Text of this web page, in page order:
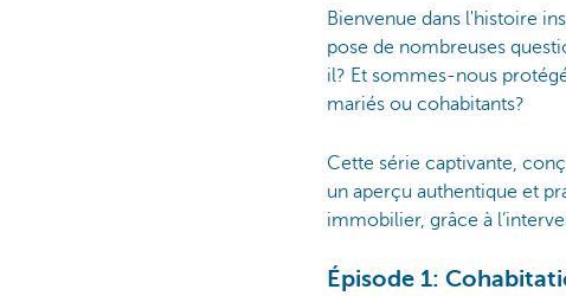
Bienvenue dans l'histoire
pose de nombreuses
il? Et sommes-nous
mariés ou cohabitants?
Cette série captivante,
un aperçu authentique et
immobilier, grâce à
Épisode 1: